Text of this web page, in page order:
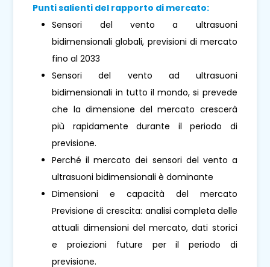
Punti salienti del rapporto di mercato:
Sensori del vento a ultrasuoni
bidimensionali globali, previsioni di mercato
fino al 2033
Sensori del vento ad ultrasuoni
bidimensionali in tutto il mondo, si prevede
che la dimensione del mercato crescerà
più rapidamente durante il periodo di
previsione.
Perché il mercato dei sensori del vento a
ultrasuoni bidimensionali è dominante
Dimensioni e capacità del mercato
Previsione di crescita: analisi completa delle
attuali dimensioni del mercato, dati storici
e proiezioni future per il periodo di
previsione.